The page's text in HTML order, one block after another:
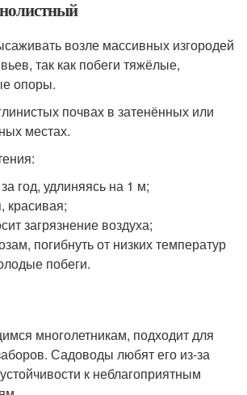
возле массивных изгородей
так как побеги тяжёлые,
опоры.
почвах в затенённых или
местах.
год, удлиняясь на 1 м;
красивая;
загрязнение воздуха;
погибнуть от низких температур
побеги.
многолетникам, подходит для
Садоводы любят его из-за
к неблагоприятным